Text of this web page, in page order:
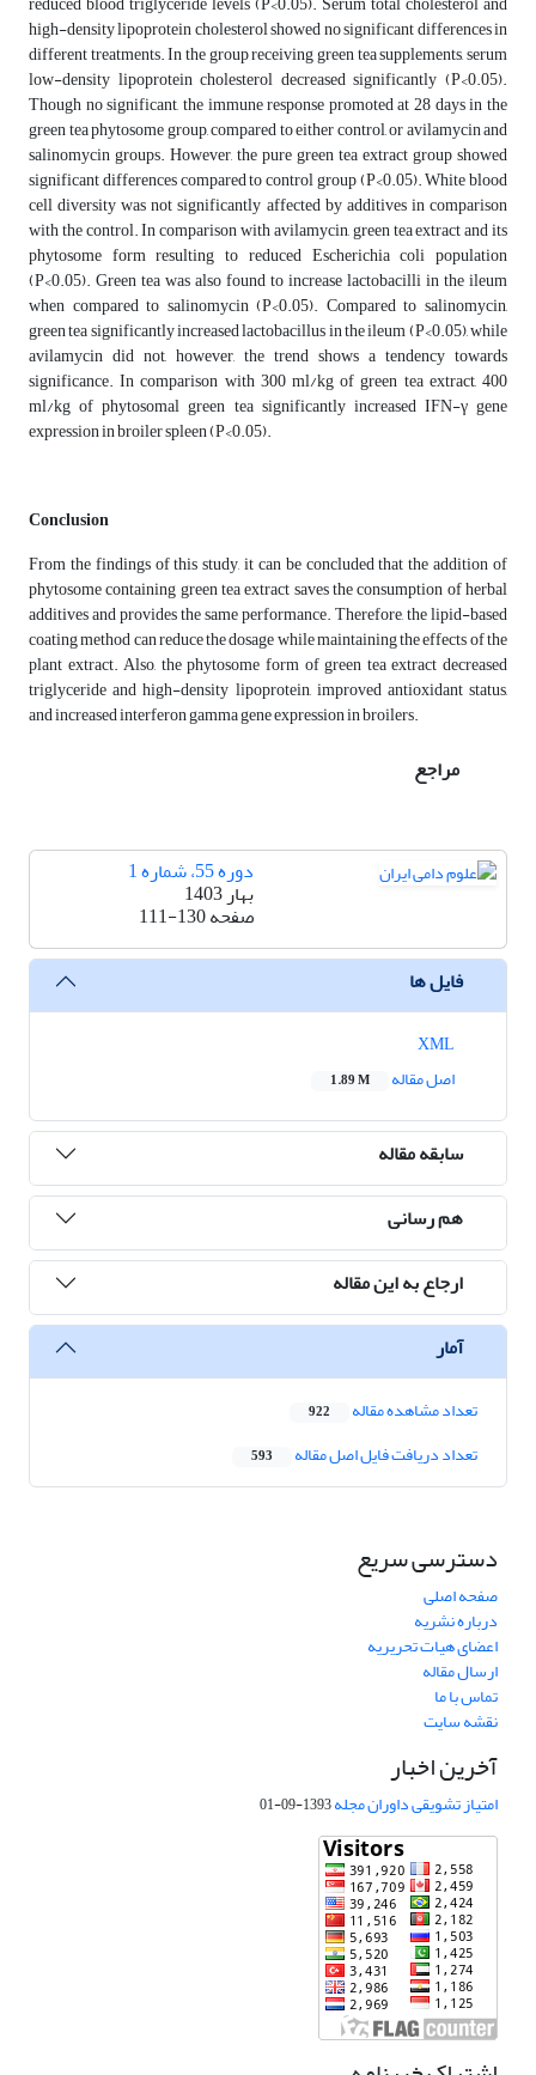
high-density lipoprotein cholesterol showed no significant differences in
different treatments. In the group receiving green tea supplements, serum
low-density lipoprotein cholesterol decreased significantly (P<0.05).
Though no significant, the immune response promoted at 28 days in the
green tea phytosome group, compared to either control, or avilamycin and
salinomycin groups. However, the pure green tea extract group showed
significant differences compared to control group (P<0.05). White blood
cell diversity was not significantly affected by additives in comparison
with the control. In comparison with avilamycin, green tea extract and its
phytosome form resulting to reduced Escherichia coli population
(P<0.05). Green tea was also found to increase lactobacilli in the ileum
when compared to salinomycin (P<0.05). Compared to salinomycin,
green tea significantly increased lactobacillus in the ileum (P<0.05), while
avilamycin did not, however, the trend shows a tendency towards
significance. In comparison with 300 ml/kg of green tea extract, 400
ml/kg of phytosomal green tea significantly increased IFN-γ gene
expression in broiler spleen (P<0.05).
Conclusion
From the findings of this study, it can be concluded that the addition of
phytosome containing green tea extract saves the consumption of herbal
additives and provides the same performance. Therefore, the lipid-based
coating method can reduce the dosage while maintaining the effects of the
plant extract. Also, the phytosome form of green tea extract decreased
triglyceride and high-density lipoprotein, improved antioxidant status,
and increased interferon gamma gene expression in broilers.
مراجع
دوره 55، شماره 1
بهار 1403
صفحه111-130
فایل ها
اصل مقاله
1.89 M
سابقه مقاله
هم رسانی
ارجاع به این مقاله
آمار
تعداد مشاهده مقاله 922
تعداد دریافت فایل اصل مقاله 593
دسترسی سریع
صفحه اصلی
درباره نشریه
اعضای هیات تحریریه
ارسال مقاله
تماس با ما
نقشه سایت
آخرین اخبار
امتیاز تشویقی داوران مجله1393-09-01